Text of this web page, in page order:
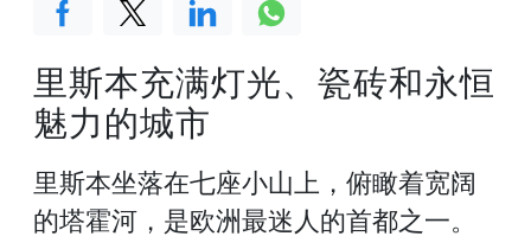
里斯本充满灯光、瓷砖和永恒
魅力的城市
里斯本坐落在七座小山上，俯瞰着宽阔
的塔霍河，是欧洲最迷人的首都之一。